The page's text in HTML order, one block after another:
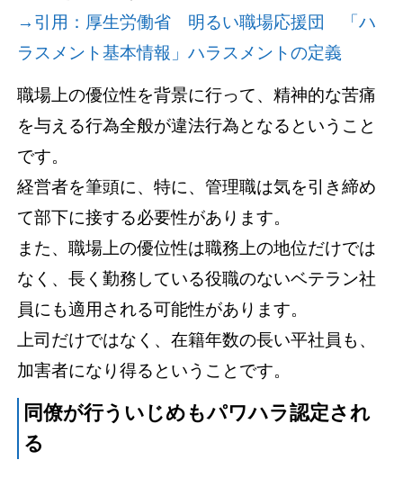
→引用：厚生労働省 明るい職場応援団 「ハ
ラスメント基本情報」ハラスメントの定義
職場上の優位性を背景に行って、精神的な苦痛
を与える行為全般が違法行為となるということ
です。
経営者を筆頭に、特に、管理職は気を引き締め
て部下に接する必要性があります。
また、職場上の優位性は職務上の地位だけでは
なく、長く勤務している役職のないベテラン社
員にも適用される可能性があります。
上司だけではなく、在籍年数の長い平社員も、
加害者になり得るということです。
同僚が行ういじめもパワハラ認定され
る